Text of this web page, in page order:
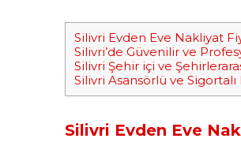
Silivri Evden Eve Nakliyat
Silivri’de Güvenilir ve
Silivri Şehir içi ve
Silivri Asansörlü ve
Silivri Evden Eve